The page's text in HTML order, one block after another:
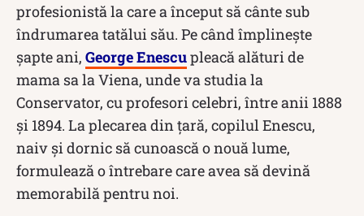
profesionistă la care a început să cânte sub
îndrumarea tatălui său. Pe când împlinește
șapte ani, George Enescupleacă alături de
mama sa la Viena, unde va studia la
Conservator, cu profesori celebri, între anii 1888
și 1894. La plecarea din țară, copilul Enescu,
naiv și dornic să cunoască o nouă lume,
formulează o întrebare care avea să devină
memorabilă pentru noi.